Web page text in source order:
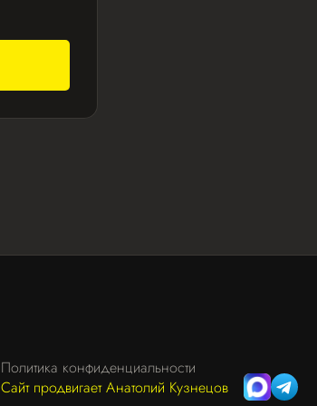
Политика конфиденциальности
Сайт продвигает Анатолий Кузнецов